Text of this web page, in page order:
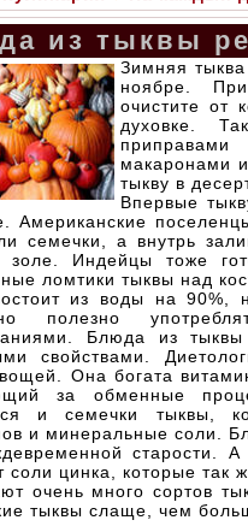
из тыквы
Зимняя
ноябре.
очистите от
духовке.
макаронами
тыкву в
Впервые
Американские
семечки, а внутрь
золе. Индейцы тоже
ломтики тыквы над
из воды на 90%,
полезно
Блюда из
свойствами.
Она богата
за обменные
и семечки тыквы,
и минеральные соли.
старости. А
соли цинка, которые так
очень много сортов
тыквы слаще, чем